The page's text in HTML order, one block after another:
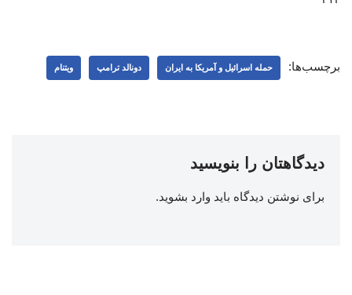
برچسب‌ها: حمله اسرائیل و آمریکا به ایران دونالد ترامپ ویتنام
دیدگاهتان را بنویسید
برای نوشتن دیدگاه باید وارد بشوید.